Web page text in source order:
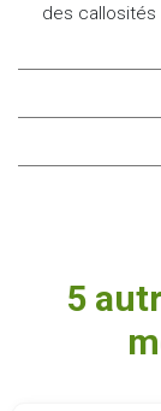
des callosités
5